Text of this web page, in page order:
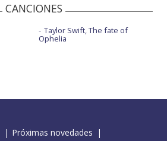
CANCIONES
Taylor Swift, The fate of
Ophelia
Próximas novedades